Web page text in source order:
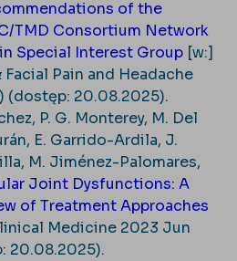
of the
TMD Consortium Network
Special Interest Group [w:]
Pain and Headache
(dostęp: 20.08.2025).
P. G. Monterey, M. Del
E. Garrido-Ardila, J.
M. Jiménez-Palomares,
Joint Dysfunctions: A
of Treatment Approaches
Medicine 2023 Jun
20.08.2025).